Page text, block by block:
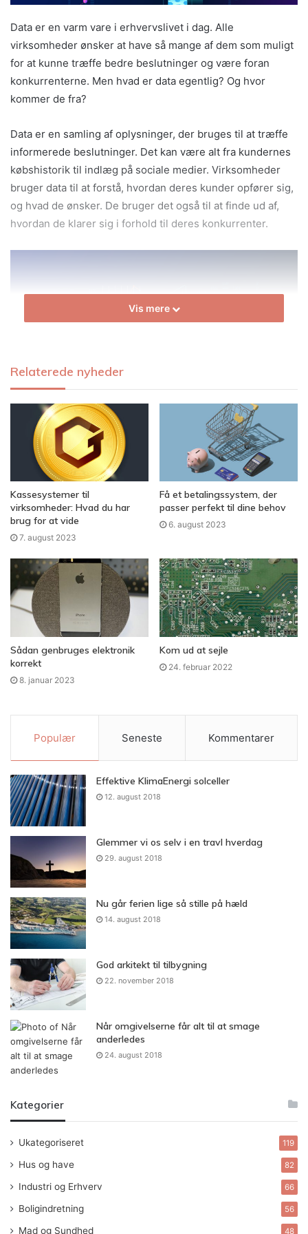
Data er en varm vare i erhvervslivet i dag. Alle
virksomheder ønsker at have så mange af dem som muligt
for at kunne træffe bedre beslutninger og være foran
konkurrenterne. Men hvad er data egentlig? Og hvor
kommer de fra?
Data er en samling af oplysninger, der bruges til at træffe
informerede beslutninger. Det kan være alt fra kundernes
købshistorik til indlæg på sociale medier. Virksomheder
bruger data til at forstå, hvordan deres kunder opfører sig,
og hvad de ønsker. De bruger det også til at finde ud af,
hvordan de klarer sig i forhold til deres konkurrenter.
Data kommer fra en række forskellige kilder. De mest
almindelige kilder er undersøgelser, kundekøbshistorier
og indlæg på sociale medier. Data kan dog også komme fra
andre kilder som f.eks. trafik på webstedet, sensordata
eller endda satellitbilleder.
Værdien af data ligger i deres evne til at hjælpe
flere data en virksomhed har, jo større er sandsynligheden
virksomhed. Det er derfor, at store virksomheder altid
leder efter måder at skaffe flere data på, og derfor er data
så hotte varer i forretningsverdenen i dag.
Vis mere
Relaterede nyheder
Kassesystemer til
virksomheder: Hvad du har
brug for at vide
7. august 2023
Få et betalingssystem, der
passer perfekt til dine behov
6. august 2023
Sådan genbruges elektronik
korrekt
8. januar 2023
Kom ud at sejle
24. februar 2022
Populær Seneste Kommentarer
Effektive KlimaEnergi solceller
12. august 2018
Glemmer vi os selv i en travl hverdag
29. august 2018
Nu går ferien lige så stille på hæld
14. august 2018
God arkitekt til tilbygning
22. november 2018
Når omgivelserne får alt til at smage
anderledes
24. august 2018
Kategorier
Ukategoriseret 119
Hus og have 82
Industri og Erhverv 66
Boligindretning 56
Mad og Sundhed 48